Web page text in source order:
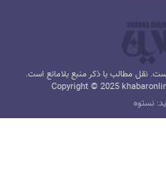
نقل مطالب با ذکر منبع بلامانع است.
Copyright © 2025
نستوه